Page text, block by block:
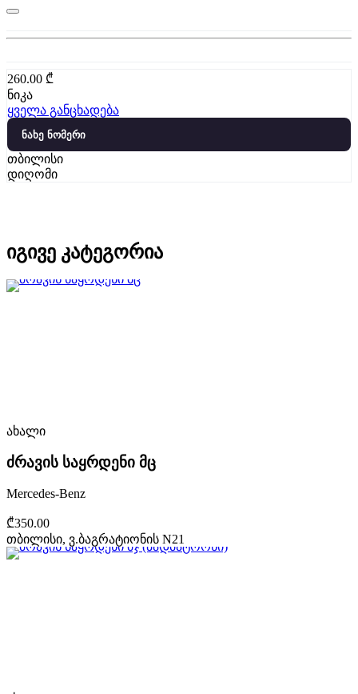
260.00 ₾
ნიკა
ყველა განცხადება
ნახე ნომერი
თბილისი
დიღომი
იგივე კატეგორია
ახალი
ძრავის საყრდენი მც
Mercedes-Benz
₾350.00
თბილისი, ვ.ბაგრატიონის N21